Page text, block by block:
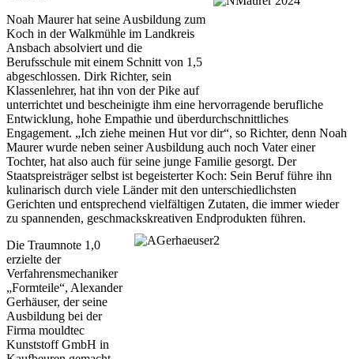
Noah Maurer hat seine Ausbildung zum
Koch in der Walkmühle im Landkreis
Ansbach absolviert und die
Berufsschule mit einem Schnitt von 1,5
abgeschlossen. Dirk Richter, sein
Klassenlehrer, hat ihn von der Pike auf
unterrichtet und bescheinigte ihm eine hervorragende berufliche
Entwicklung, hohe Empathie und überdurchschnittliches
Engagement. „Ich ziehe meinen Hut vor dir“, so Richter, denn Noah
Maurer wurde neben seiner Ausbildung auch noch Vater einer
Tochter, hat also auch für seine junge Familie gesorgt. Der
Staatspreisträger selbst ist begeisterter Koch: Sein Beruf führe ihn
kulinarisch durch viele Länder mit den unterschiedlichsten
Gerichten und entsprechend vielfältigen Zutaten, die immer wieder
zu spannenden, geschmackskreativen Endprodukten führen.
Die Traumnote 1,0
erzielte der
Verfahrensmechaniker
„Formteile“, Alexander
Gerhäuser, der seine
Ausbildung bei der
Firma mouldtec
Kunststoff GmbH in